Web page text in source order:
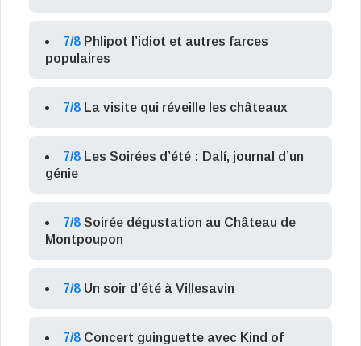
7/8 Phlipot l’idiot et autres farces
populaires
7/8 La visite qui réveille les châteaux
7/8 Les Soirées d’été : Dalí, journal d’un
génie
7/8 Soirée dégustation au Château de
Montpoupon
7/8 Un soir d’été à Villesavin
7/8 Concert guinguette avec Kind of